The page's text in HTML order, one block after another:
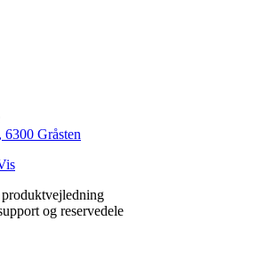
Gråsten
og reservedele